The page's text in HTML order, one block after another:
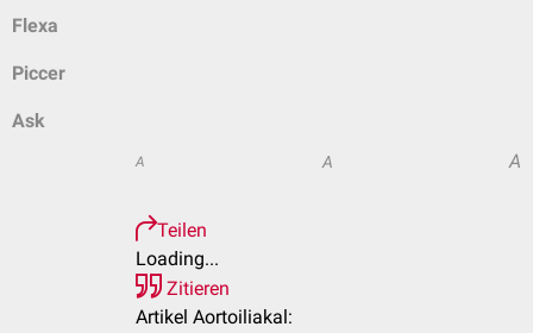
Flexa
Piccer
Ask
A A A
Teilen
Loading...
Zitieren
Artikel Aortoiliakal: